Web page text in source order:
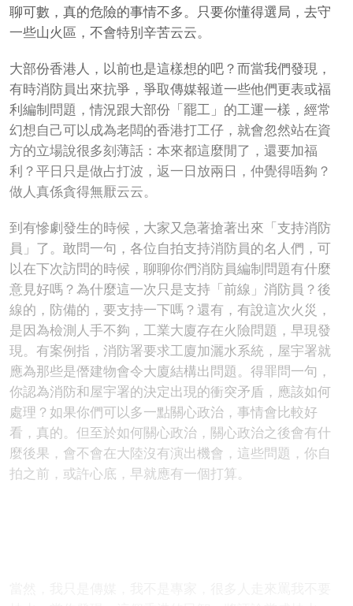
聊可數，真的危險的事情不多。只要你懂得選局，去守
一些山火區，不會特別辛苦云云。
大部份香港人，以前也是這樣想的吧？而當我們發現，
有時消防員出來抗爭，爭取傳媒報道一些他們更表或福
利編制問題，情況跟大部份「罷工」的工運一樣，經常
幻想自己可以成為老闆的香港打工仔，就會忽然站在資
方的立場說很多刻薄話：本來都這麼閒了，還要加福
利？平日只是做占打波，返一日放兩日，仲覺得唔夠？
做人真係貪得無厭云云。
到有慘劇發生的時候，大家又急著搶著出來「支持消防
員」了。敢問一句，各位自拍支持消防員的名人們，可
以在下次訪問的時候，聊聊你們消防員編制問題有什麼
意見好嗎？為什麼這一次只是支持「前線」消防員？後
線的，防備的，要支持一下嗎？還有，有說這次火災，
是因為檢測人手不夠，工業大廈存在火險問題，早現發
現。有案例指，消防署要求工廈加灑水系統，屋宇署就
應為那些是僭建物會令大廈結構出問題。得罪問一句，
你認為消防和屋宇署的決定出現的衝突矛盾，應該如何
處理？如果你們可以多一點關心政治，事情會比較好
看，真的。但至於如何關心政治，關心政治之後會有什
麼後果，會不會在大陸沒有演出機會，這些問題，你自
拍之前，或許心底，早就應有一個打算。